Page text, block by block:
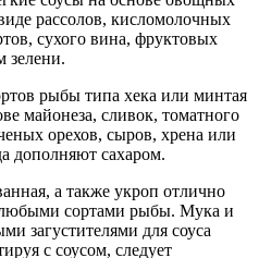
рассолов, кисломолочных
сухого вина, фруктовых
зелени.
рыбы типа хека или минтая
майонеза, сливок, томатного
орехов, сыров, хрена или
дополняют сахаром.
а также укроп отлично
сортами рыбы. Мука и
загустителями для соуса
с соусом, следует